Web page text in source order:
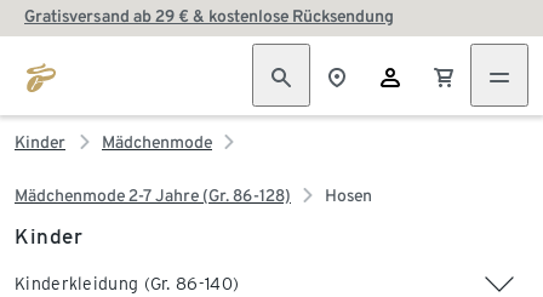
Gratisversand ab 29 € & kostenlose Rücksendung
Kinder Mädchenmode
Mädchenmode 2-7 Jahre (Gr. 86-128) Hosen
Kinder
Kinderkleidung (Gr. 86-140)